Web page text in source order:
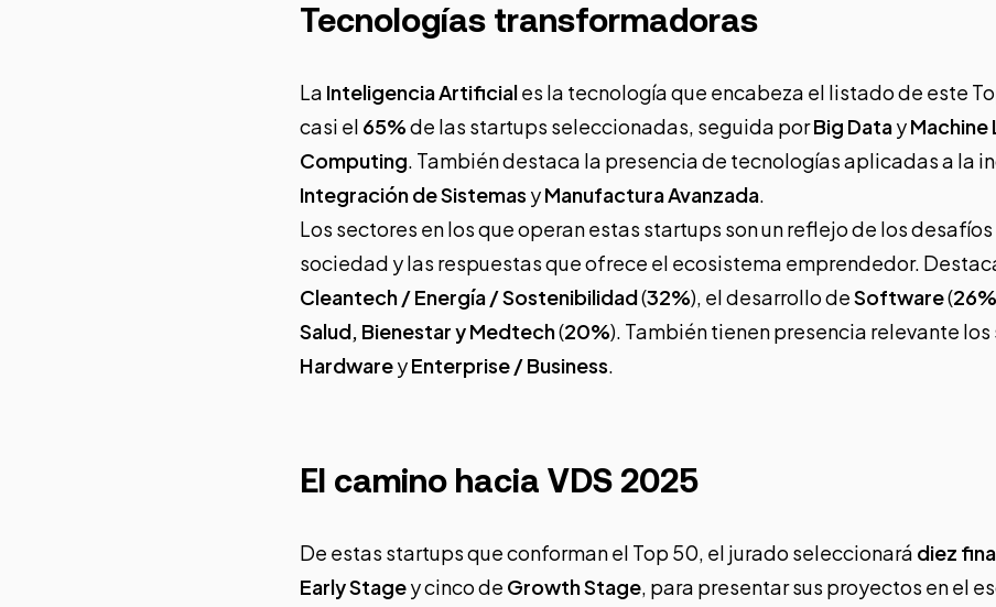
Tecnologías transformadoras
La Inteligencia Artificiales la tecnología que encabeza el listado de este
casi el 65%de las startups seleccionadas, seguida porBig DatayMachine
Computing. También destaca la presencia de tecnologías aplicadas a la
Integración de Sistemas yManufactura Avanzada.
Los sectores en los que operan estas startups son un reflejo de los
sociedad y las respuestas que ofrece el ecosistema emprendedor.
Cleantech / Energía / Sostenibilidad(32%), el desarrollo deSoftware(26%
Salud, Bienestar y Medtech(20%). También tienen presencia relevante
HardwareyEnterprise / Business.
El camino hacia VDS 2025
De estas startups que conforman el Top 50, el jurado seleccionará diez
Early Stagey cinco de Growth Stage, para presentar sus proyectos en el